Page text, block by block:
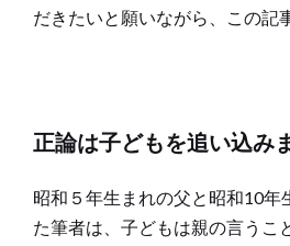
だきたいと願いながら、この記
正論は子どもを追い込み
昭和５年生まれの父と昭和10年
た筆者は、子どもは親の言うこ